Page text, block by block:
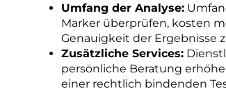
Umfang der Analyse:
Marker überprüfen, kosten
Genauigkeit der Ergebnisse
Zusätzliche Services:
persönliche Beratung
einer rechtlich bindenden